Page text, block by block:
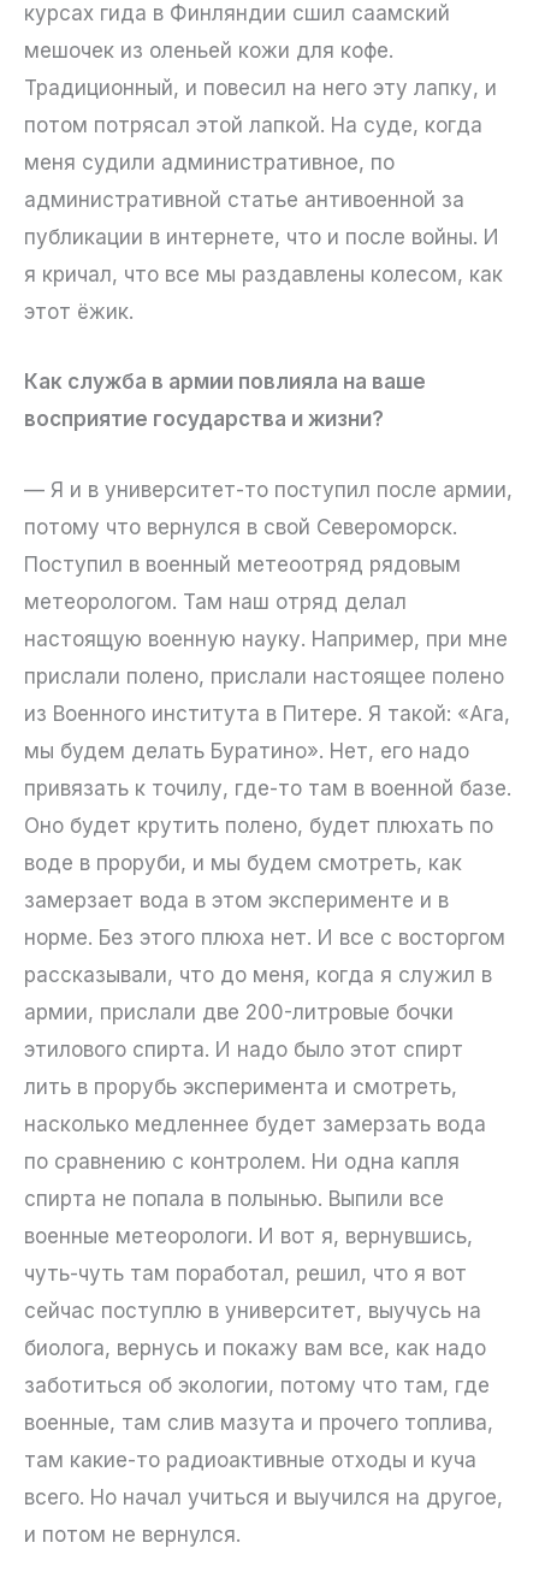
курсах гида в Финляндии сшил саамский
мешочек из оленьей кожи для кофе.
Традиционный, и повесил на него эту лапку, и
потом потрясал этой лапкой. На суде, когда
меня судили административное, по
административной статье антивоенной за
публикации в интернете, что и после войны. И
я кричал, что все мы раздавлены колесом, как
этот ёжик.
Как служба в армии повлияла на ваше
восприятие государства и жизни?
— Я и в университет-то поступил после армии,
потому что вернулся в свой Североморск.
Поступил в военный метеоотряд рядовым
метеорологом. Там наш отряд делал
настоящую военную науку. Например, при мне
прислали полено, прислали настоящее полено
из Военного института в Питере. Я такой: «Ага,
мы будем делать Буратино». Нет, его надо
привязать к точилу, где-то там в военной базе.
Оно будет крутить полено, будет плюхать по
воде в проруби, и мы будем смотреть, как
замерзает вода в этом эксперименте и в
норме. Без этого плюха нет. И все с восторгом
рассказывали, что до меня, когда я служил в
армии, прислали две 200-литровые бочки
этилового спирта. И надо было этот спирт
лить в прорубь эксперимента и смотреть,
насколько медленнее будет замерзать вода
по сравнению с контролем. Ни одна капля
спирта не попала в полынью. Выпили все
военные метеорологи. И вот я, вернувшись,
чуть-чуть там поработал, решил, что я вот
сейчас поступлю в университет, выучусь на
биолога, вернусь и покажу вам все, как надо
заботиться об экологии, потому что там, где
военные, там слив мазута и прочего топлива,
там какие-то радиоактивные отходы и куча
всего. Но начал учиться и выучился на другое,
и потом не вернулся.